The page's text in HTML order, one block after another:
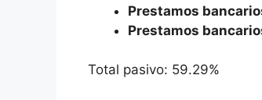
Prestamos
Prestamos
Total pasivo: 59.29%